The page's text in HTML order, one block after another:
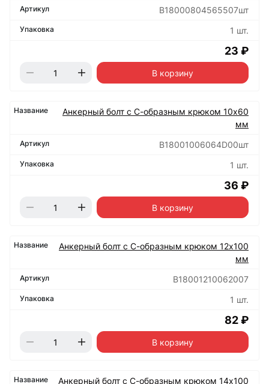
B18000804565507шт
1 шт.
23 ₽
В корзину
Анкерный болт с С-образным крюком 10х60
мм
B18001006064D00шт
1 шт.
36 ₽
В корзину
Анкерный болт с С-образным крюком 12х100
мм
B18001210062007
1 шт.
82 ₽
В корзину
Анкерный болт с С-образным крюком 14х100